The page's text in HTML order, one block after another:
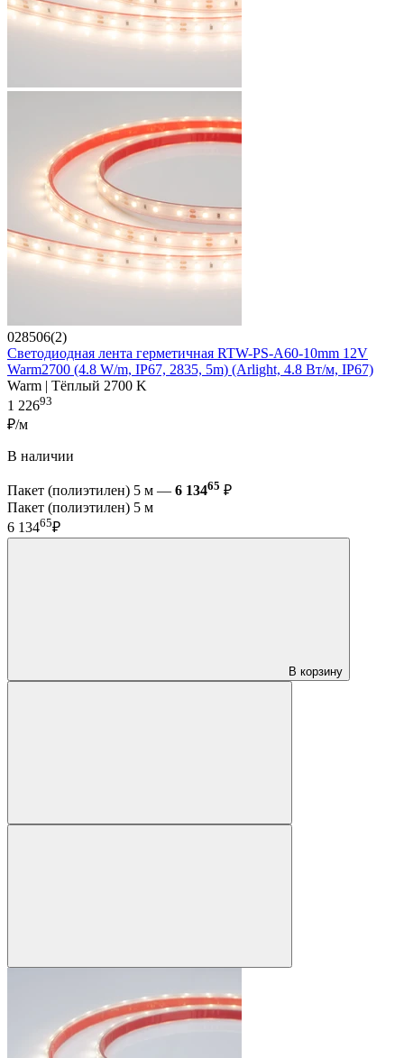
028506(2)
Светодиодная лента герметичная RTW-PS-A60-10mm 12V
Warm2700 (4.8 W/m, IP67, 2835, 5m) (Arlight, 4.8 Вт/м, IP67)
Warm | Тёплый 2700 K
1 22693
₽/м
В наличии
Пакет (полиэтилен) 5 м — 6 13465 ₽
Пакет (полиэтилен) 5 м
6 13465₽
В корзину